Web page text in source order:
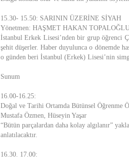
15.30- 15.50: SARININ ÜZERİNE SİYAH
Yönetmen: HAŞMET HAKAN
İstanbul Erkek Lisesi’nden bir grup öğrenci
şehit düşerler. Haber duyulunca o dönemde
o günden beri İstanbul (Erkek) Lisesi’nin
Sunum
16.00-16.25:
Doğal ve Tarihi Ortamda Bütünsel Öğrenme
Mustafa Özmen, Hüseyin Yaşar
“Bütün parçalardan daha kolay algılanır”
anlatılacaktır.
16.30. 17.00: